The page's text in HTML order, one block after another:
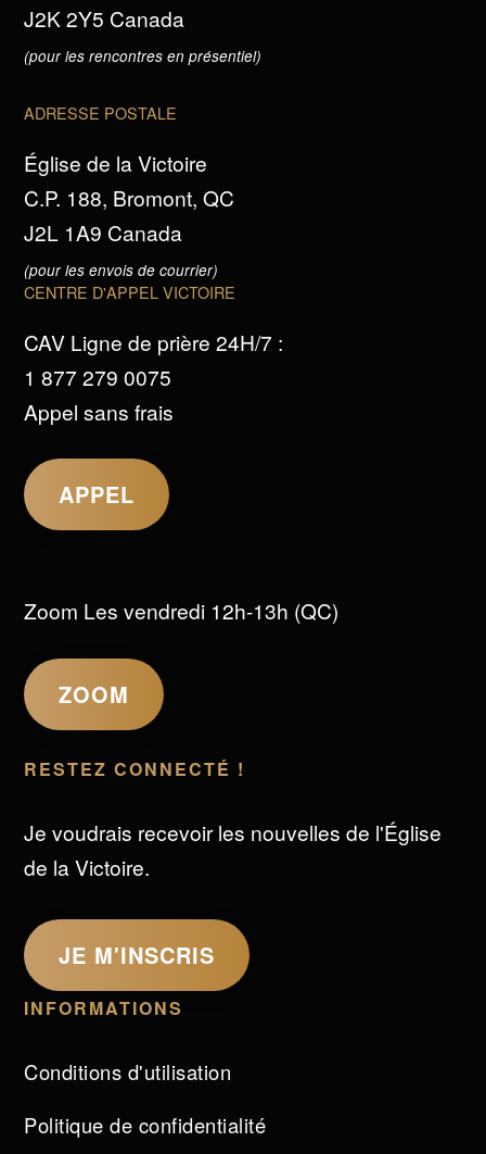
J2K 2Y5 Canada
(pour les rencontres en présentiel)
ADRESSE POSTALE
Église de la Victoire
C.P. 188, Bromont, QC
J2L 1A9 Canada
(pour les envois de courrier)
CENTRE D'APPEL VICTOIRE
CAV Ligne de prière 24H/7 :
1 877 279 0075
Appel sans frais
APPEL
Zoom Les vendredi 12h-13h (QC)
ZOOM
RESTEZ CONNECTÉ !
Je voudrais recevoir les nouvelles de l'Église
de la Victoire.
JE M'INSCRIS
INFORMATIONS
Conditions d'utilisation
Politique de confidentialité